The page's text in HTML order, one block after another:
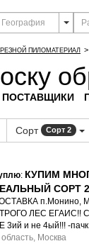
ПИЛОМАТЕРИАЛ >
ПОСТАВЩИКИ
Сорт Сорт 2
: КУПИМ
СОРТ
п.Монино,
ЛЕС ЕГАИС!!
3ий и не 4ый!!! -пачк
Москва